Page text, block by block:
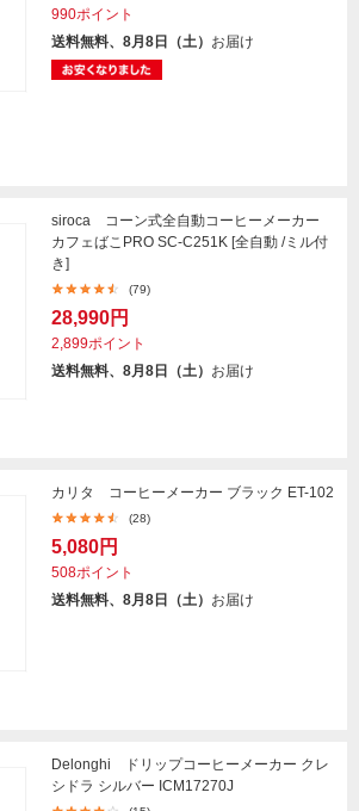
990ポイント
送料無料、8月8日（土） お届け
siroca コーン式全自動コーヒーメーカー
カフェばこPRO SC-C251K [全自動 /ミル付
き]
(79)
28,990円
2,899ポイント
送料無料、8月8日（土） お届け
カリタ コーヒーメーカー ブラック ET-102
(28)
5,080円
508ポイント
送料無料、8月8日（土） お届け
Delonghi ドリップコーヒーメーカー クレ
シドラ シルバー ICM17270J